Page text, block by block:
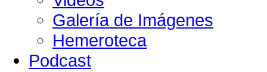
Galería de Imágenes
Hemeroteca
Podcast